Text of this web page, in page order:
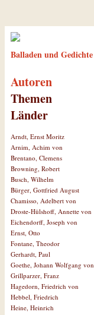
Balladen und Gedichte
Autoren
Themen
Länder
Arndt, Ernst Moritz
Arnim, Achim von
Brentano, Clemens
Browning, Robert
Busch, Wilhelm
Bürger, Gottfried August
Chamisso, Adelbert von
Droste-Hülshoff, Annette von
Eichendorff, Joseph von
Ernst, Otto
Fontane, Theodor
Gerhardt, Paul
Goethe, Johann Wolfgang von
Grillparzer, Franz
Hagedorn, Friedrich von
Hebbel, Friedrich
Heine, Heinrich